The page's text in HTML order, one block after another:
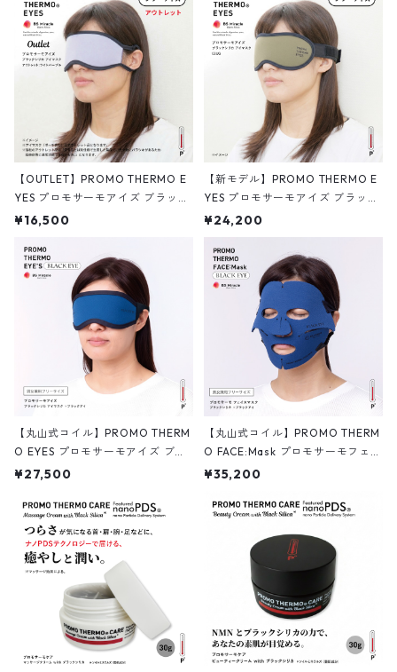
【OUTLET】PROMO THERMO E
YES プロモサーモアイズ ブラック
シリカ プレミアム アイマスク（ラ
¥16,500
【新モデル】PROMO THERMO E
YES プロモサーモアイズ ブラック
シリカ アイマスク 03UG
¥24,200
【丸山式コイル】PROMO THERM
O EYES プロモサーモアイズ ブラ
ックシリカ×ブラックアイ アイマ
¥27,500
【丸山式コイル】PROMO THERM
O FACE:Mask プロモサーモフェイ
ス ブラックシリカ×ブラックアイ
¥35,200